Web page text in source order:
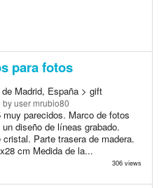
para fotos
Madrid, España > gift
by user mrubio80
parecidos. Marco de fotos
diseño de líneas grabado.
Parte trasera de madera.
cm Medida de la...
306 views